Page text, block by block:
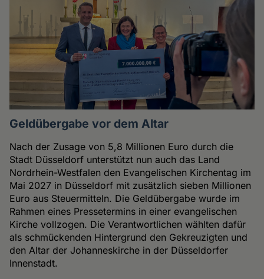
Geldübergabe vor dem Altar
Nach der Zusage von 5,8 Millionen Euro durch die
Stadt Düsseldorf unterstützt nun auch das Land
Nordrhein-Westfalen den Evangelischen Kirchentag im
Mai 2027 in Düsseldorf mit zusätzlich sieben Millionen
Euro aus Steuermitteln. Die Geldübergabe wurde im
Rahmen eines Pressetermins in einer evangelischen
Kirche vollzogen. Die Verantwortlichen wählten dafür
als schmückenden Hintergrund den Gekreuzigten und
den Altar der Johanneskirche in der Düsseldorfer
Innenstadt.